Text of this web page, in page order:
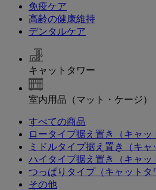
免疫ケア
高齢の健康維持
デンタルケア
キャットタワー
室内用品（マット・ケージ）
すべての商品
ロータイプ据え置き（キャッ
ミドルタイプ据え置き（キャ
ハイタイプ据え置き（キャッ
つっぱりタイプ（キャットタ
その他